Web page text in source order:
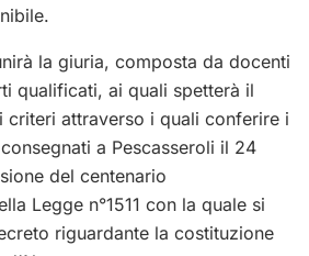
la giuria, composta da docenti
qualificati, ai quali spetterà il
attraverso i quali conferire i
a Pescasseroli il 24
del centenario
Legge n°1511 con la quale si
riguardante la costituzione